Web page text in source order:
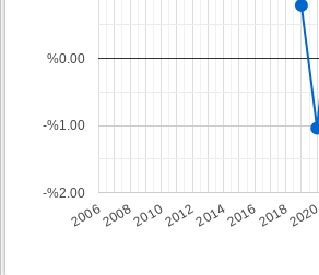
20062008201020122014201620182020
-%2.00
-%1.00
%0.00